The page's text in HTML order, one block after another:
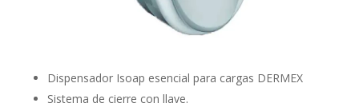
Dispensador Isoap esencial para cargas DERMEX
Sistema de cierre con llave.